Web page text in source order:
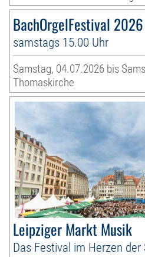
BachOrgelFestival 2026
samstags 15.00 Uhr
Samstag, 04.07.2026 bis
Thomaskirche
Leipziger Markt Musik
Das Festival im Herzen der